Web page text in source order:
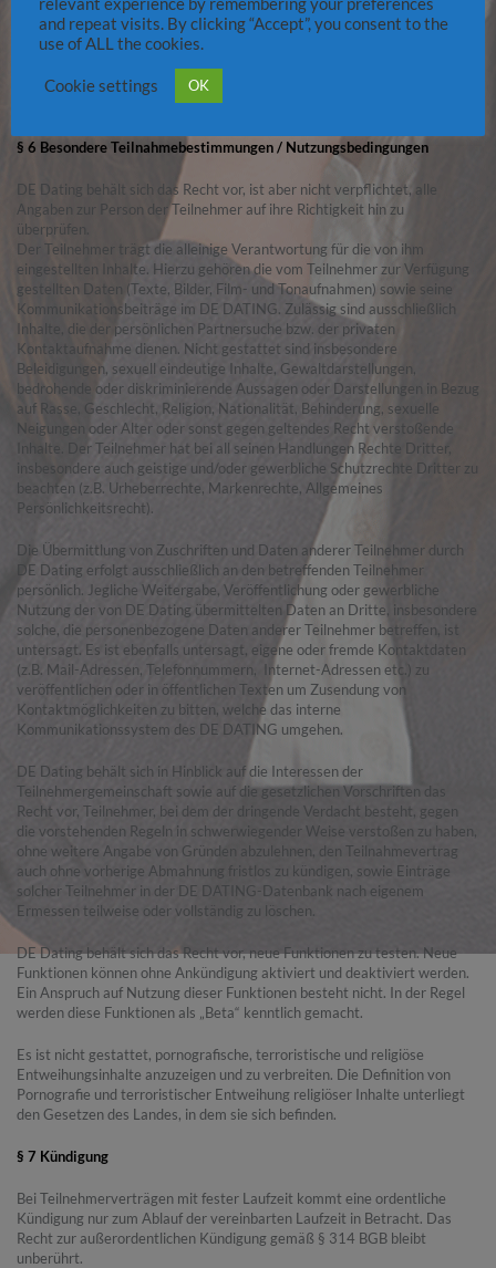
und unverbindlich.
Zur Aufrechnung mit einer Forderung von DE Dating ist der Teilnehmer
nur berechtigt, wenn die Gegenforderung unbestritten, entscheidungsreif
oder rechtskräftig festgestellt ist.
§ 6 Besondere Teilnahmebestimmungen / Nutzungsbedingungen
DE Dating behält sich das Recht vor, ist aber nicht verpflichtet, alle
Angaben zur Person der Teilnehmer auf ihre Richtigkeit hin zu
überprüfen.
Der Teilnehmer trägt die alleinige Verantwortung für die von ihm
eingestellten Inhalte. Hierzu gehören die vom Teilnehmer zur Verfügung
gestellten Daten (Texte, Bilder, Film- und Tonaufnahmen) sowie seine
Kommunikationsbeiträge im DE DATING. Zulässig sind ausschließlich
Inhalte, die der persönlichen Partnersuche bzw. der privaten
Kontaktaufnahme dienen. Nicht gestattet sind insbesondere
Beleidigungen, sexuell eindeutige Inhalte, Gewaltdarstellungen,
bedrohende oder diskriminierende Aussagen oder Darstellungen in Bezug
auf Rasse, Geschlecht, Religion, Nationalität, Behinderung, sexuelle
Neigungen oder Alter oder sonst gegen geltendes Recht verstoßende
Inhalte. Der Teilnehmer hat bei all seinen Handlungen Rechte Dritter,
insbesondere auch geistige und/oder gewerbliche Schutzrechte Dritter zu
beachten (z.B. Urheberrechte, Markenrechte, Allgemeines
Persönlichkeitsrecht).
Die Übermittlung von Zuschriften und Daten anderer Teilnehmer durch
DE Dating erfolgt ausschließlich an den betreffenden Teilnehmer
persönlich. Jegliche Weitergabe, Veröffentlichung oder gewerbliche
Nutzung der von DE Dating übermittelten Daten an Dritte, insbesondere
solche, die personenbezogene Daten anderer Teilnehmer betreffen, ist
untersagt. Es ist ebenfalls untersagt, eigene oder fremde Kontaktdaten
(z.B. Mail-Adressen, Telefonnummern, Internet-Adressen etc.) zu
veröffentlichen oder in öffentlichen Texten um Zusendung von
Kontaktmöglichkeiten zu bitten, welche das interne
Kommunikationssystem des DE DATING umgehen.
DE Dating behält sich in Hinblick auf die Interessen der
Teilnehmergemeinschaft sowie auf die gesetzlichen Vorschriften das
Recht vor, Teilnehmer, bei dem der dringende Verdacht besteht, gegen
die vorstehenden Regeln in schwerwiegender Weise verstoßen zu haben,
ohne weitere Angabe von Gründen abzulehnen, den Teilnahmevertrag
auch ohne vorherige Abmahnung fristlos zu kündigen, sowie Einträge
solcher Teilnehmer in der DE DATING-Datenbank nach eigenem
Ermessen teilweise oder vollständig zu löschen.
DE Dating behält sich das Recht vor, neue Funktionen zu testen. Neue
Funktionen können ohne Ankündigung aktiviert und deaktiviert werden.
Ein Anspruch auf Nutzung dieser Funktionen besteht nicht. In der Regel
werden diese Funktionen als „Beta“ kenntlich gemacht.
Es ist nicht gestattet, pornografische, terroristische und religiöse
Entweihungsinhalte anzuzeigen und zu verbreiten. Die Definition von
Pornografie und terroristischer Entweihung religiöser Inhalte unterliegt
den Gesetzen des Landes, in dem sie sich befinden.
§ 7 Kündigung
Bei Teilnehmerverträgen mit fester Laufzeit kommt eine ordentliche
Kündigung nur zum Ablauf der vereinbarten Laufzeit in Betracht. Das
Recht zur außerordentlichen Kündigung gemäß § 314 BGB bleibt
unberührt.
relevant experience by remembering your preferences
and repeat visits. By clicking “Accept”, you consent to the
use of ALL the cookies.
Cookie settings OK